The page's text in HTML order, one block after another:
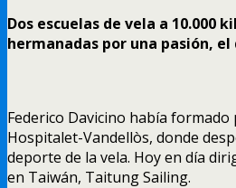
Dos escuelas de vela a 10.000
hermanadas por una pasión,
Federico Davicino había
Hospitalet-Vandellòs, donde
deporte de la vela. Hoy en día
en Taiwán, Taitung Sailing.